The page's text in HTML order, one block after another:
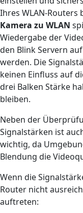
Ihres WLAN-Routers
Kamera zu WLAN
Wiedergabe der
den Blink Servern
werden. Die
keinen Einfluss auf
drei Balken Stärke
bleiben.
Neben der
Signalstärken ist
wichtig, da
Blendung die
Wenn die
Router nicht
auftreten: